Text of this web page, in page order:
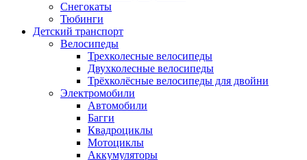
Снегокаты
Тюбинги
Детский транспорт
Велосипеды
Трехколесные велосипеды
Двухколесные велосипеды
Трёхколёсные велосипеды для двойни
Электромобили
Автомобили
Багги
Квадроциклы
Мотоциклы
Аккумуляторы